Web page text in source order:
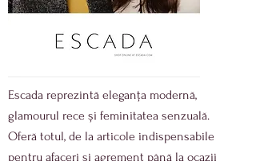
Escada reprezintă eleganța modernă,
glamourul rece și feminitatea senzuală.
Oferă totul, de la articole indispensabile
pentru afaceri și agrement până la ocazii